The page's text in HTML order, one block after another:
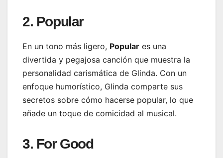
2. Popular
En un tono más ligero, Popular es una
divertida y pegajosa canción que muestra la
personalidad carismática de Glinda. Con un
enfoque humorístico, Glinda comparte sus
secretos sobre cómo hacerse popular, lo que
añade un toque de comicidad al musical.
3. For Good